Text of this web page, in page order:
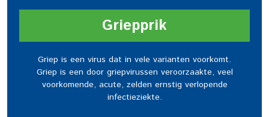
Griepprik
Griep is een virus dat in vele varianten voorkomt.
Griep is een door griepvirussen veroorzaakte, veel
voorkomende, acute, zelden ernstig verlopende
infectieziekte.